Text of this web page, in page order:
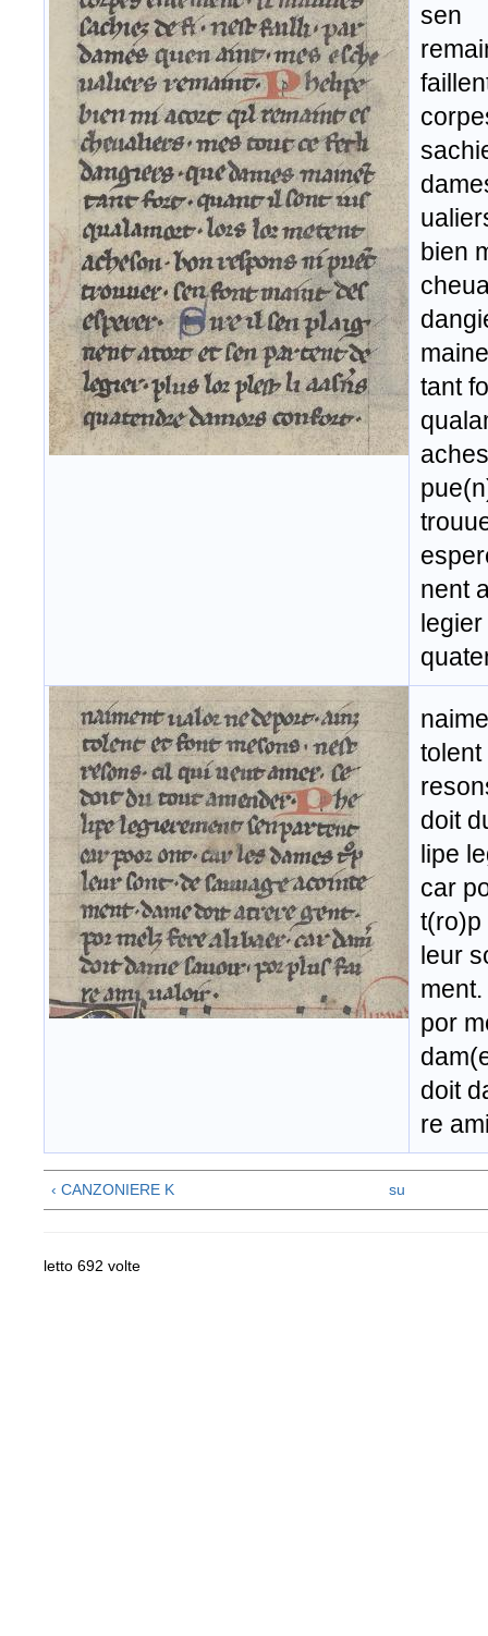
sen
bien
tant
nent
tolent
doit
lipe
car
t(ro)p
leur
por
doit
re
‹ CANZONIERE K su
letto 692 volte